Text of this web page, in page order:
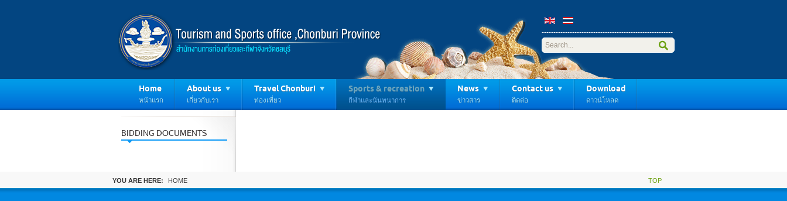
--------------------------------------------------------
Home
หน้าแรก
About us
เกี่ยวกับเรา
Travel Chonburi
ท่องเที่ยว
Sports & recreation
กีฬาและนันทนาการ
News
ข่าวสาร
Contact us
ติดต่อ
Download
ดาวน์โหลด
BIDDING DOCUMENTS
YOU ARE HERE: HOME TOP